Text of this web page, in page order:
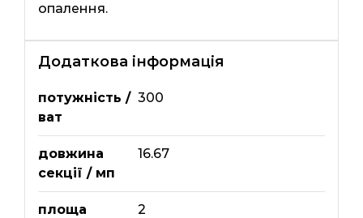
опалення.
Додаткова інформація
потужність /
ват
300
довжина
секції / мп
16.67
площа
2